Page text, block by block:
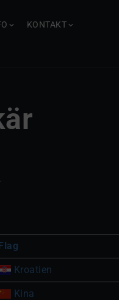
KONTAKT
Kroatien
Kina